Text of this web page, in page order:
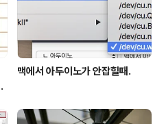
맥에서 아두이노가 안잡힐때.